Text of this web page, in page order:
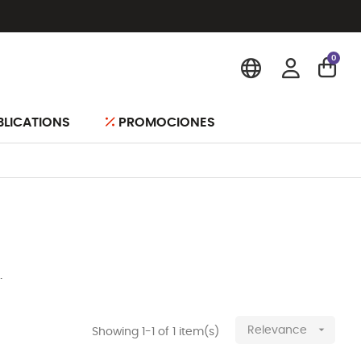
0
PROMOCIONES
Relevance 
Showing 1-1 of 1 item(s)